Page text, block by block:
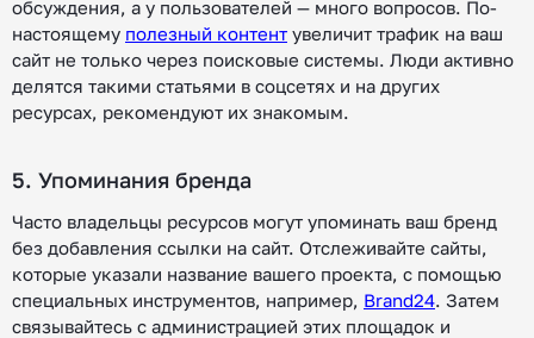
обсуждения, а у пользователей — много вопросов. По-
настоящему полезный контент увеличит трафик на ваш
сайт не только через поисковые системы. Люди активно
делятся такими статьями в соцсетях и на других
ресурсах, рекомендуют их знакомым.
5. Упоминания бренда
Часто владельцы ресурсов могут упоминать ваш бренд
без добавления ссылки на сайт. Отслеживайте сайты,
которые указали название вашего проекта, с помощью
специальных инструментов, например, Brand24. Затем
связывайтесь с администрацией этих площадок и